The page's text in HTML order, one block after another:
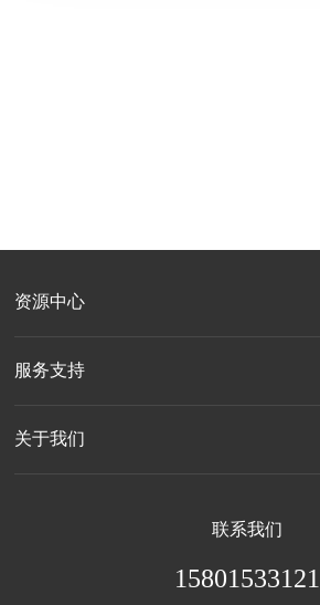
资源中心
服务支持
关于我们
联系我们
15801533121